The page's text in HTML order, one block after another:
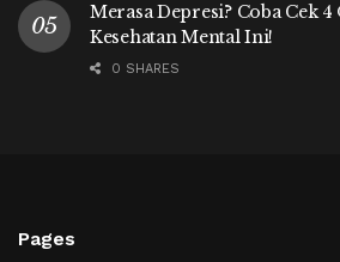
Merasa Depresi? Coba Cek
Kesehatan Mental Ini!
0 SHARES
Pages